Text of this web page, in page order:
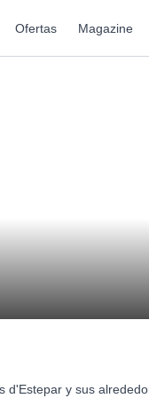
Ofertas Magazine
d'Estepar y sus